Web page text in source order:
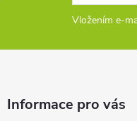
Vložením e-
Informace pro vás